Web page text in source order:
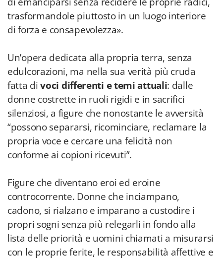
trasformandole piuttosto in un luogo interiore
di forza e consapevolezza».
Un’opera dedicata alla propria terra, senza
edulcorazioni, ma nella sua verità più cruda
fatta divoci differenti e temi attuali: dalle
donne costrette in ruoli rigidi e in sacrifici
silenziosi, a figure che nonostante le avversità
“possono separarsi, ricominciare, reclamare la
propria voce e cercare una felicità non
conforme ai copioni ricevuti”.
Figure che diventano eroi ed eroine
controcorrente. Donne che inciampano,
cadono, si rialzano e imparano a custodire i
propri sogni senza più relegarli in fondo alla
lista delle priorità e uomini chiamati a misurarsi
con le proprie ferite, le responsabilità affettive e